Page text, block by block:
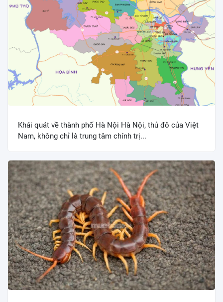
Khái quát về thành phố Hà Nội Hà Nội, thủ đô của Việt
Nam, không chỉ là trung tâm chính trị...